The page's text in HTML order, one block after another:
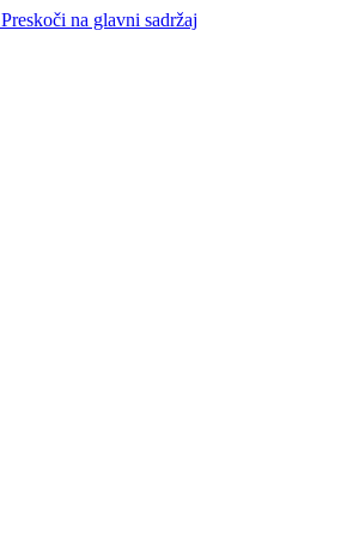
Preskoči na glavni sadržaj